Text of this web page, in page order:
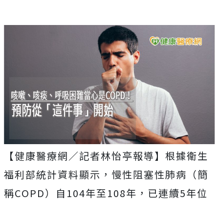
【健康醫療網／記者林怡亭報導】根據衛生
福利部統計資料顯示，慢性阻塞性肺病（簡
稱COPD）自104年至108年，已連續5年位